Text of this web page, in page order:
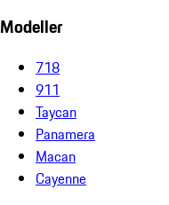
Modeller
718
911
Taycan
Panamera
Macan
Cayenne